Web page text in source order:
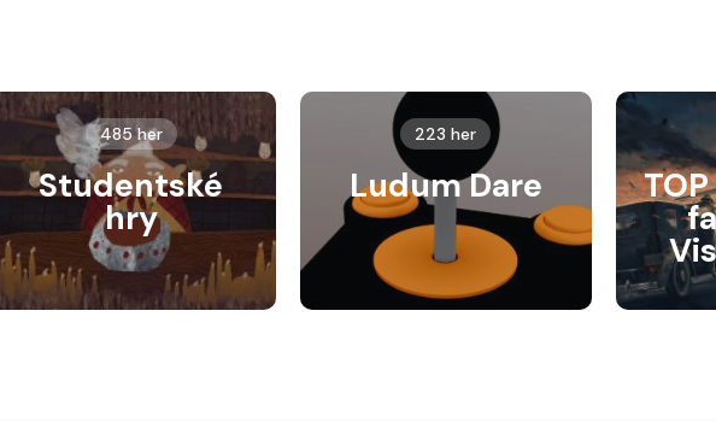
485 her
Studentské
hry
223 her
Ludum Dare